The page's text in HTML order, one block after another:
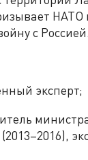
НАТО
с
эксперт;